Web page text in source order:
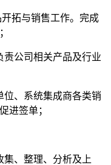
拓与销售工作。完成
责公司相关产品及行业
位、系统集成商各类销
进签单；
集、整理、分析及上